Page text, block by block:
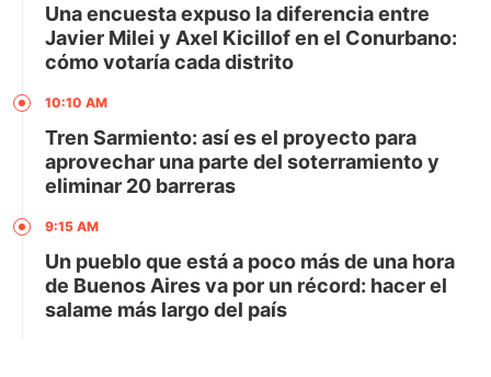
Una encuesta expuso la diferencia entre
Javier Milei y Axel Kicillof en el Conurbano:
cómo votaría cada distrito
10:10 AM
Tren Sarmiento: así es el proyecto para
aprovechar una parte del soterramiento y
eliminar 20 barreras
9:15 AM
Un pueblo que está a poco más de una hora
de Buenos Aires va por un récord: hacer el
salame más largo del país